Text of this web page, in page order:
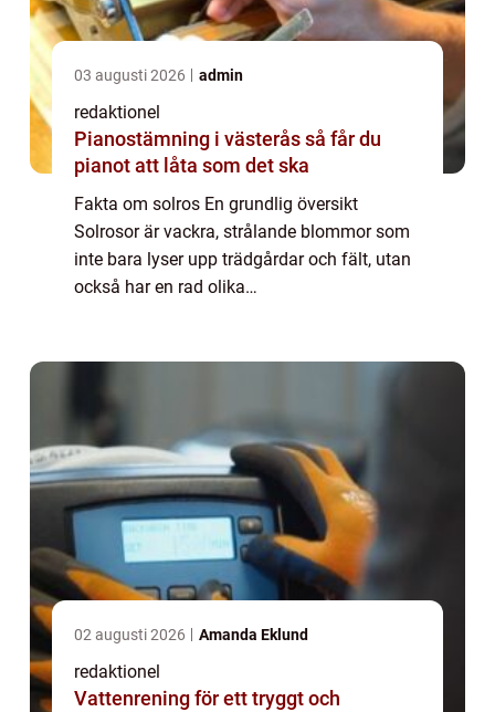
03 augusti 2026 admin
redaktionel
Pianostämning i västerås så får du
pianot att låta som det ska
Fakta om solros En grundlig översikt
Solrosor är vackra, strålande blommor som
inte bara lyser upp trädgårdar och fält, utan
också har en rad olika
02 augusti 2026 Amanda Eklund
redaktionel
Vattenrening för ett tryggt och